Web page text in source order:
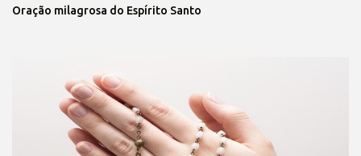
Oração milagrosa do Espírito Santo